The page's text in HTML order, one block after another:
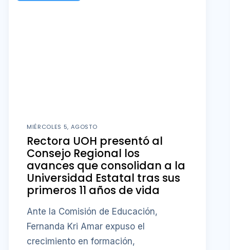
MIÉRCOLES 5, AGOSTO
Rectora UOH presentó al
Consejo Regional los
avances que consolidan a la
Universidad Estatal tras sus
primeros 11 años de vida
Ante la Comisión de Educación,
Fernanda Kri Amar expuso el
crecimiento en formación,